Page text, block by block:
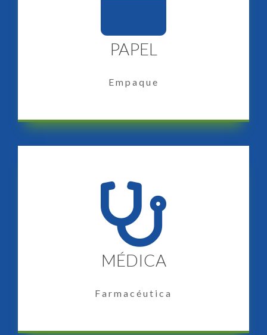
PAPEL
Empaque
MÉDICA
Farmacéutica